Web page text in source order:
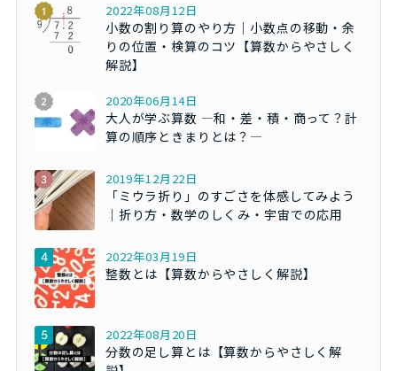
2022年08月12日
小数の割り算のやり方｜小数点の移動・余
りの位置・検算のコツ【算数からやさしく
解説】
2020年06月14日
大人が学ぶ算数 ―和・差・積・商って？計
算の順序ときまりとは？―
2019年12月22日
「ミウラ折り」のすごさを体感してみよう
｜折り方・数学のしくみ・宇宙での応用
2022年03月19日
整数とは【算数からやさしく解説】
2022年08月20日
分数の足し算とは【算数からやさしく解